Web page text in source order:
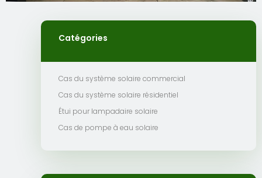
Catégories
Cas du système solaire commercial
Cas du système solaire résidentiel
Étui pour lampadaire solaire
Cas de pompe à eau solaire